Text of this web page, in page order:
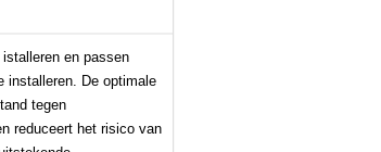
en passen
installeren. De optimale
tegen
reduceert het risico van